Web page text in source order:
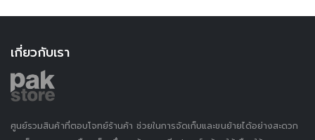
เกี่ยวกับเรา
ศูนย์รวมสินค้าที่ตอบโจทย์ร้านค้า ช่วยในการจัดเก็บและขนย้ายได้อย่างสะดวก